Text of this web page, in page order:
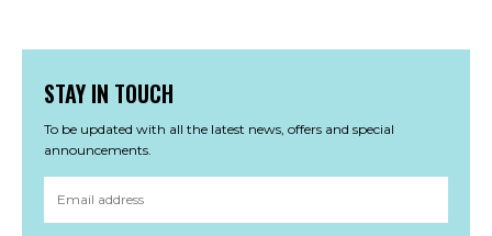
STAY IN TOUCH
To be updated with all the latest news, offers and special
announcements.